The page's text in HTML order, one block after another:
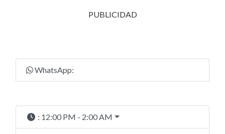
PUBLICIDAD
WhatsApp:
: 12:00 PM - 2:00 AM